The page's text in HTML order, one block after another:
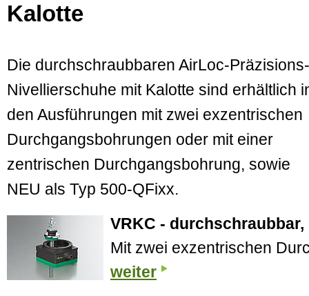
Kalotte
Die durchschraubbaren AirLoc-Präzisions-
Nivellierschuhe mit Kalotte sind erhältlich
den Ausführungen mit zwei exzentrischen
Durchgangsbohrungen oder mit einer
zentrischen Durchgangsbohrung, sowie
NEU als Typ 500-QFixx.
VRKC -
Mit zwei exzentrischen
weiter